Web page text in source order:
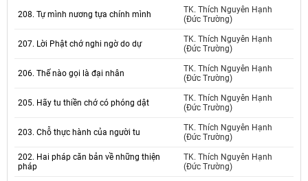
208. Tự mình nương tựa chính mình
TK. Thích Nguyên Hạnh
(Đức Trường)
207. Lời Phật chớ nghi ngờ do dự
TK. Thích Nguyên Hạnh
(Đức Trường)
206. Thế nào gọi là đại nhân
TK. Thích Nguyên Hạnh
(Đức Trường)
205. Hãy tu thiền chớ có phóng dật
TK. Thích Nguyên Hạnh
(Đức Trường)
203. Chỗ thực hành của người tu
TK. Thích Nguyên Hạnh
(Đức Trường)
202. Hai pháp căn bản về những thiện
pháp
TK. Thích Nguyên Hạnh
(Đức Trường)